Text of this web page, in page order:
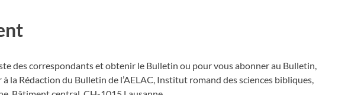
des correspondants et obtenir le Bulletin ou pour vous abonner au Bulletin,
la Rédaction du Bulletin de l’AELAC, Institut romand des sciences bibliques,